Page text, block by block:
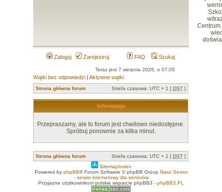
Zaloguj Zarejestruj FAQ Szukaj
Teraz jest 7 sierpnia 2026, o 07:05
Wątki bez odpowiedzi |Aktywne wątki
Strona główna forum Strefa czasowa: UTC + 1 [DST ]
Informacja
Przepraszamy, ale to forum jest chwilowo niedostępne.
Spróbuj ponownie za kilka minut.
Strona główna forum Strefa czasowa: UTC + 1 [DST ]
SitemapIndex
Powered by phpBB® Forum Software © phpBB Group Nasz Senior
- serwis internetowy dla seniorów
Przyjazne użytkownikom polskie wsparcie phpBB3 - phpBB3.PL